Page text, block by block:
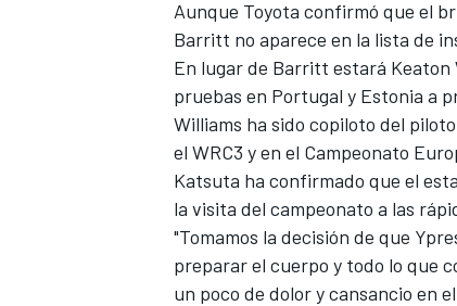
FÓRMULA E
Aunque Toyota confirmó que el
Barritt no aparece en la lista de
En lugar de Barritt estará Keaton
pruebas en Portugal y Estonia a
Williams ha sido copiloto del
el WRC3 y en el Campeonato
Katsuta ha confirmado que el
la visita del campeonato a las
"Tomamos la decisión de que
preparar el cuerpo y todo lo que
un poco de dolor y cansancio en